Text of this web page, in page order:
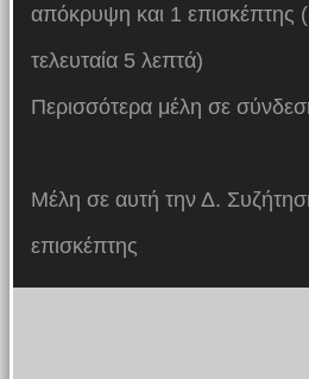
απόκρυψη και 1 επισκέπτης
τελευταία 5 λεπτά)
Περισσότερα μέλη σε
Μέλη σε αυτή την Δ.
επισκέπτης